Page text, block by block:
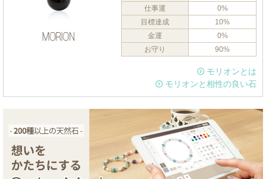
仕事運
0%
目標達成
10%
金運
0%
お守り
90%
モリオンとは
モリオンと相性の良い石